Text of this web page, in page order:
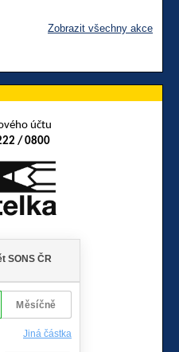
Zobrazit všechny akce
účtu
/ 0800